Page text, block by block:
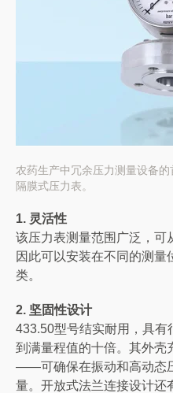
农药生产中冗余压力测量设备
隔膜式压力表。
1. 灵活性
该压力表测量范围广泛，
因此可以安装在不同的测量
类。
2. 坚固性设计
433.50型号结实耐用，具有
到满量程值的十倍。其外
——可确保在振动和高动态
量。开放式法兰连接设计还